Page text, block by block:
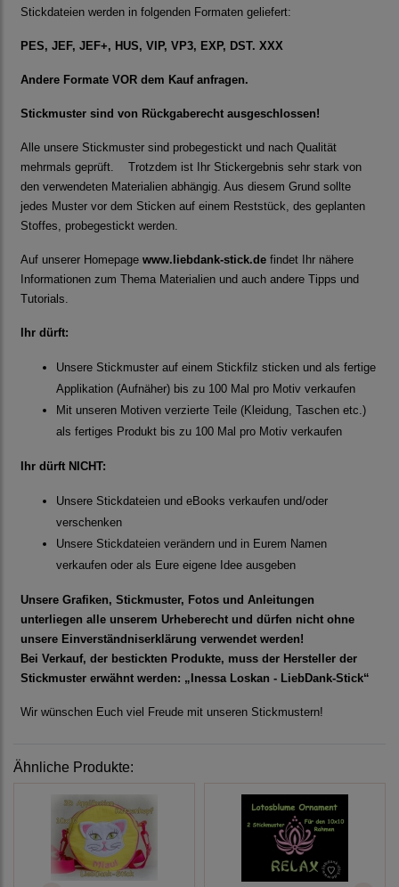
Stickdateien werden in folgenden Formaten geliefert:
PES, JEF, JEF+, HUS, VIP, VP3, EXP, DST. XXX
Andere Formate VOR dem Kauf anfragen.
Stickmuster sind von Rückgaberecht ausgeschlossen!
Alle unsere Stickmuster sind probegestickt und nach Qualität
mehrmals geprüft. Trotzdem ist Ihr Stickergebnis sehr stark von
den verwendeten Materialien abhängig. Aus diesem Grund sollte
jedes Muster vor dem Sticken auf einem Reststück, des geplanten
Stoffes, probegestickt werden.
Auf unserer Homepage www.liebdank-stick.de findet Ihr nähere
Informationen zum Thema Materialien und auch andere Tipps und
Tutorials.
Ihr dürft:
Unsere Stickmuster auf einem Stickfilz sticken und als fertige
Applikation (Aufnäher) bis zu 100 Mal pro Motiv verkaufen
Mit unseren Motiven verzierte Teile (Kleidung, Taschen etc.)
als fertiges Produkt bis zu 100 Mal pro Motiv verkaufen
Ihr dürft NICHT:
Unsere Stickdateien und eBooks verkaufen und/oder
verschenken
Unsere Stickdateien verändern und in Eurem Namen
verkaufen oder als Eure eigene Idee ausgeben
Unsere Grafiken, Stickmuster, Fotos und Anleitungen
unterliegen alle unserem Urheberecht und dürfen nicht ohne
unsere Einverständniserklärung verwendet werden!
Bei Verkauf, der bestickten Produkte, muss der Hersteller der
Stickmuster erwähnt werden: „Inessa Loskan - LiebDank-Stick“
Wir wünschen Euch viel Freude mit unseren Stickmustern!
Ähnliche Produkte: